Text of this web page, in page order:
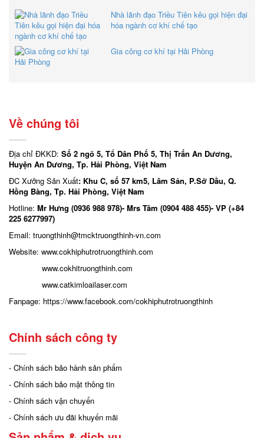
Nhà lãnh đạo Triều Tiên kêu gọi hiện đại
hóa ngành cơ khí chế tạo
Gia công cơ khí tại Hải Phòng
Về chúng tôi
Địa chỉ ĐKKD: Số 2 ngõ 5, Tổ Dân Phố 5, Thị Trấn An Dương,
Huyện An Dương, Tp. Hải Phòng, Việt Nam
ĐC Xưởng Sản Xuất: Khu C, số 57 km5, Lâm Sản, P.Sở Dầu, Q.
Hồng Bàng, Tp. Hải Phòng, Việt Nam
Hotline: Mr Hưng (0936 988 978)- Mrs Tâm (0904 488 455)- VP (+84
225 6277997)
Email: truongthinh@tmcktruongthinh-vn.com
Website: www.cokhiphutrotruongthinh.com
www.cokhitruongthinh.com
www.catkimloailaser.com
Fanpage: https://www.facebook.com/cokhiphutrotruongthinh
Chính sách công ty
- Chính sách bảo hành sản phẩm
- Chính sách bảo mật thông tin
- Chính sách vận chuyển
- Chính sách ưu đãi khuyến mãi